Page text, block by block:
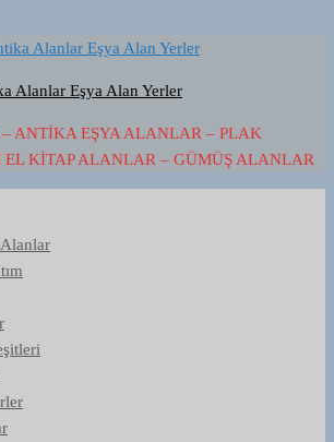
Alanlar Eşya Alan Yerler
ANTIKA EŞYA ALANLAR – PLAK
KITAP ALANLAR – GÜMÜŞ ALANLAR